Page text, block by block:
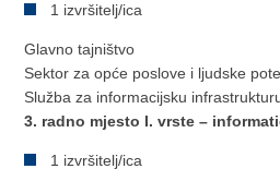
1 izvršitelj/ica
Glavno tajništvo
Sektor za opće poslove i ljudske
Služba za informacijsku
3. radno mjesto I. vrste –
1 izvršitelj/ica